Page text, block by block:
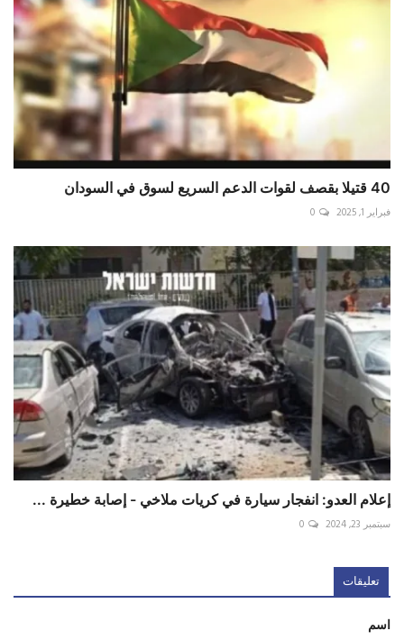
40 قتيلا بقصف لقوات الدعم السريع لسوق في السودان
فبراير 1, 2025 0
إعلام العدو: انفجار سيارة في كريات ملاخي - إصابة خطيرة ...
سبتمبر 23, 2024 0
تعليقات
اسم